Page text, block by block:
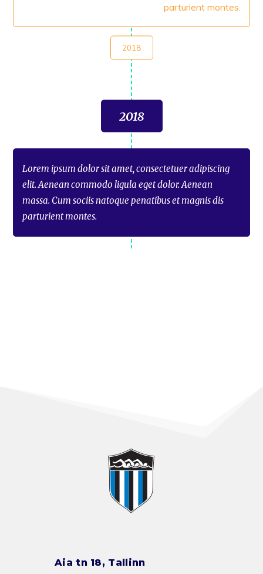
parturient montes.
2018
2018
Lorem ipsum dolor sit amet, consectetuer adipiscing
elit. Aenean commodo ligula eget dolor. Aenean
massa. Cum sociis natoque penatibus et magnis dis
parturient montes.
Aia tn 18, Tallinn